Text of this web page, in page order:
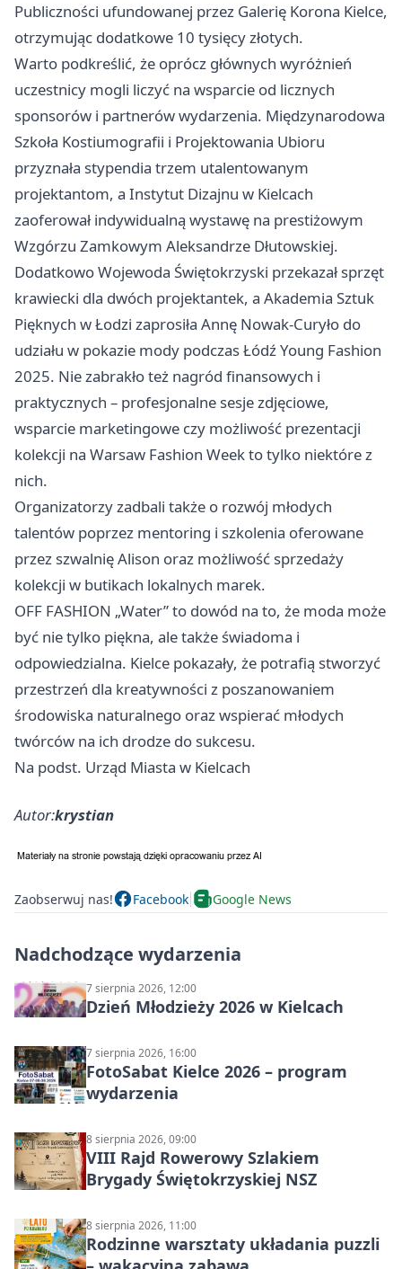
Publiczności ufundowanej przez Galerię Korona Kielce,
otrzymując dodatkowe 10 tysięcy złotych.
Warto podkreślić, że oprócz głównych wyróżnień
uczestnicy mogli liczyć na wsparcie od licznych
sponsorów i partnerów wydarzenia. Międzynarodowa
Szkoła Kostiumografii i Projektowania Ubioru
przyznała stypendia trzem utalentowanym
projektantom, a Instytut Dizajnu w Kielcach
zaoferował indywidualną wystawę na prestiżowym
Wzgórzu Zamkowym Aleksandrze Dłutowskiej.
Dodatkowo Wojewoda Świętokrzyski przekazał sprzęt
krawiecki dla dwóch projektantek, a Akademia Sztuk
Pięknych w Łodzi zaprosiła Annę Nowak-Curyło do
udziału w pokazie mody podczas Łódź Young Fashion
2025. Nie zabrakło też nagród finansowych i
praktycznych – profesjonalne sesje zdjęciowe,
wsparcie marketingowe czy możliwość prezentacji
kolekcji na Warsaw Fashion Week to tylko niektóre z
nich.
Organizatorzy zadbali także o rozwój młodych
talentów poprzez mentoring i szkolenia oferowane
przez szwalnię Alison oraz możliwość sprzedaży
kolekcji w butikach lokalnych marek.
OFF FASHION „Water” to dowód na to, że moda może
być nie tylko piękna, ale także świadoma i
odpowiedzialna. Kielce pokazały, że potrafią stworzyć
przestrzeń dla kreatywności z poszanowaniem
środowiska naturalnego oraz wspierać młodych
twórców na ich drodze do sukcesu.
Na podst. Urząd Miasta w Kielcach
Autor:krystian
Zaobserwuj nas! Facebook Google News
Nadchodzące wydarzenia
7 sierpnia 2026, 12:00
Dzień Młodzieży 2026 w Kielcach
7 sierpnia 2026, 16:00
FotoSabat Kielce 2026 – program
wydarzenia
8 sierpnia 2026, 09:00
VIII Rajd Rowerowy Szlakiem
Brygady Świętokrzyskiej NSZ
8 sierpnia 2026, 11:00
Rodzinne warsztaty układania puzzli